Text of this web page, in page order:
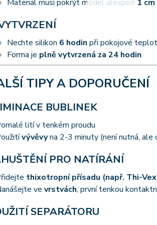
Materiál musí pokrýt model alespoň 1
Nechte silikon 6 hodin při pokojové
Forma je plně vytvrzená za 24 hodin.
TIPY A DOPORUČENÍ
BUBLINEK
lití v tenkém proudu
vývěvyna 2-3 minuty (není nutná, ale
PRO NATÍRÁNÍ
thixotropní přísadu (např. Thi-
ve vrstvách, první tenkou
SEPARÁTORU